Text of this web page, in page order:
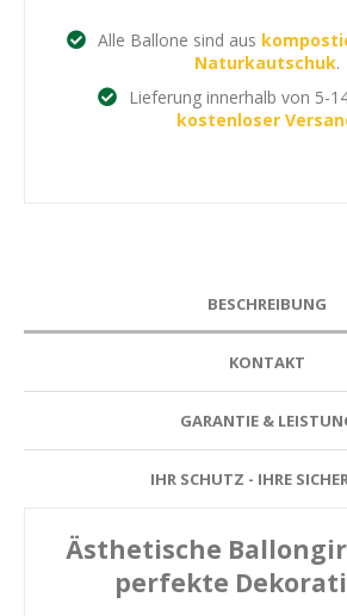
Alle Ballone sind aus
Naturkautschuk.
Lieferung innerhalb von 5-
kostenloser
BESCHREIBUNG
KONTAKT
GARANTIE &
IHR SCHUTZ - IHRE
Ästhetische
perfekte